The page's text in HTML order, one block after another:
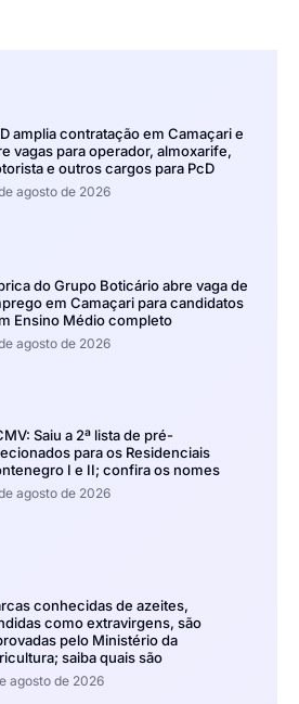
amplia contratação em Camaçari e
vagas para operador, almoxarife,
e outros cargos para PcD
agosto de 2026
do Grupo Boticário abre vaga de
em Camaçari para candidatos
Ensino Médio completo
agosto de 2026
Saiu a 2ª lista de pré-
para os Residenciais
I e II; confira os nomes
agosto de 2026
conhecidas de azeites,
como extravirgens, são
pelo Ministério da
saiba quais são
agosto de 2026